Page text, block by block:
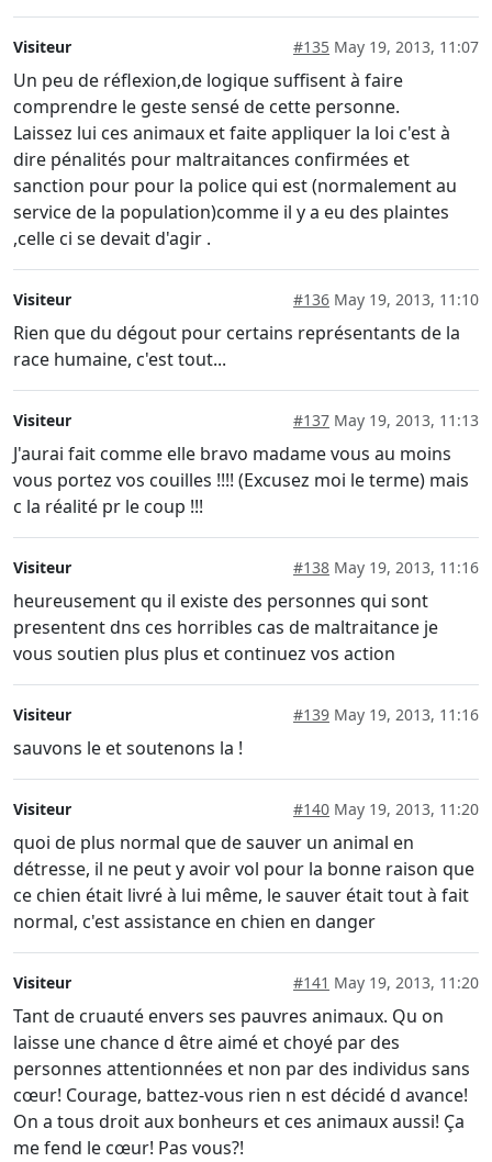
Visiteur #135 May 19, 2013, 11:07
Un peu de réflexion,de logique suffisent à faire
comprendre le geste sensé de cette personne.
Laissez lui ces animaux et faite appliquer la loi c'est à
dire pénalités pour maltraitances confirmées et
sanction pour pour la police qui est (normalement au
service de la population)comme il y a eu des plaintes
,celle ci se devait d'agir .
Visiteur #136 May 19, 2013, 11:10
Rien que du dégout pour certains représentants de la
race humaine, c'est tout...
Visiteur #137 May 19, 2013, 11:13
J'aurai fait comme elle bravo madame vous au moins
vous portez vos couilles !!!! (Excusez moi le terme) mais
c la réalité pr le coup !!!
Visiteur #138 May 19, 2013, 11:16
heureusement qu il existe des personnes qui sont
presentent dns ces horribles cas de maltraitance je
vous soutien plus plus et continuez vos action
Visiteur #139 May 19, 2013, 11:16
sauvons le et soutenons la !
Visiteur #140 May 19, 2013, 11:20
quoi de plus normal que de sauver un animal en
détresse, il ne peut y avoir vol pour la bonne raison que
ce chien était livré à lui même, le sauver était tout à fait
normal, c'est assistance en chien en danger
Visiteur #141 May 19, 2013, 11:20
Tant de cruauté envers ses pauvres animaux. Qu on
laisse une chance d être aimé et choyé par des
personnes attentionnées et non par des individus sans
cœur! Courage, battez-vous rien n est décidé d avance!
On a tous droit aux bonheurs et ces animaux aussi! Ça
me fend le cœur! Pas vous?!